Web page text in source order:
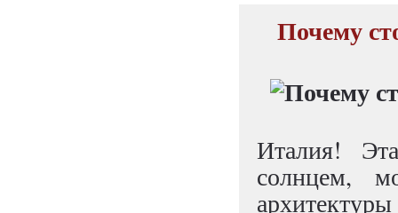
Почему
Италия!
солнцем,